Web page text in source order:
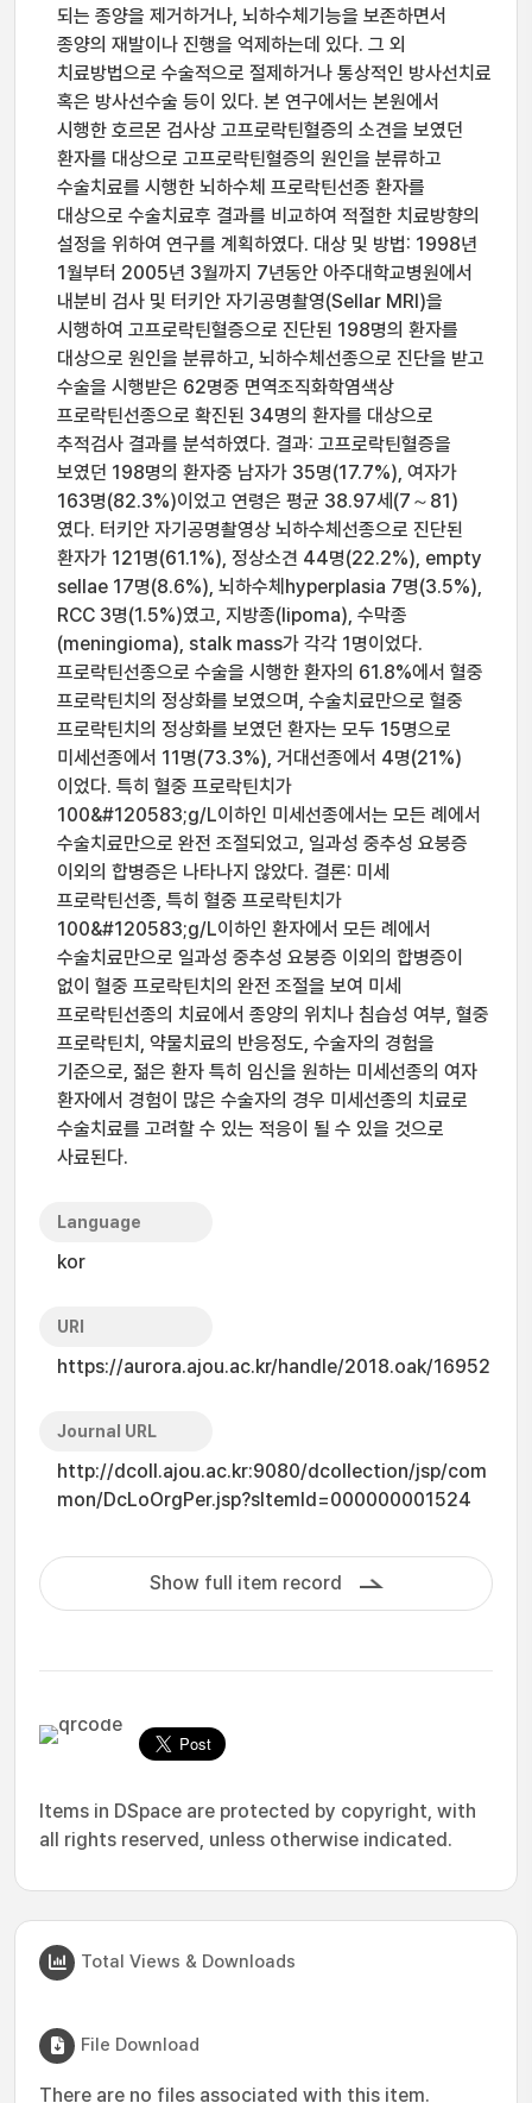
되는 종양을 제거하거나, 뇌하수체기능을 보존하면서
종양의 재발이나 진행을 억제하는데 있다. 그 외
치료방법으로 수술적으로 절제하거나 통상적인 방사선치료
혹은 방사선수술 등이 있다. 본 연구에서는 본원에서
시행한 호르몬 검사상 고프로락틴혈증의 소견을 보였던
환자를 대상으로 고프로락틴혈증의 원인을 분류하고
수술치료를 시행한 뇌하수체 프로락틴선종 환자를
대상으로 수술치료후 결과를 비교하여 적절한 치료방향의
설정을 위하여 연구를 계획하였다. 대상 및 방법: 1998년
1월부터 2005년 3월까지 7년동안 아주대학교병원에서
내분비 검사 및 터키안 자기공명촬영(Sellar MRI)을
시행하여 고프로락틴혈증으로 진단된 198명의 환자를
대상으로 원인을 분류하고, 뇌하수체선종으로 진단을 받고
수술을 시행받은 62명중 면역조직화학염색상
프로락틴선종으로 확진된 34명의 환자를 대상으로
추적검사 결과를 분석하였다. 결과: 고프로락틴혈증을
보였던 198명의 환자중 남자가 35명(17.7%), 여자가
163명(82.3%)이었고 연령은 평균 38.97세(7～81)
였다. 터키안 자기공명촬영상 뇌하수체선종으로 진단된
환자가 121명(61.1%), 정상소견 44명(22.2%), empty
sellae 17명(8.6%), 뇌하수체hyperplasia 7명(3.5%),
RCC 3명(1.5%)였고, 지방종(lipoma), 수막종
(meningioma), stalk mass가 각각 1명이었다.
프로락틴선종으로 수술을 시행한 환자의 61.8%에서 혈중
프로락틴치의 정상화를 보였으며, 수술치료만으로 혈중
프로락틴치의 정상화를 보였던 환자는 모두 15명으로
미세선종에서 11명(73.3%), 거대선종에서 4명(21%)
이었다. 특히 혈중 프로락틴치가
100&#120583;g/L이하인 미세선종에서는 모든 례에서
수술치료만으로 완전 조절되었고, 일과성 중추성 요붕증
이외의 합병증은 나타나지 않았다. 결론: 미세
프로락틴선종, 특히 혈중 프로락틴치가
100&#120583;g/L이하인 환자에서 모든 례에서
수술치료만으로 일과성 중추성 요붕증 이외의 합병증이
없이 혈중 프로락틴치의 완전 조절을 보여 미세
프로락틴선종의 치료에서 종양의 위치나 침습성 여부, 혈중
프로락틴치, 약물치료의 반응정도, 수술자의 경험을
기준으로, 젊은 환자 특히 임신을 원하는 미세선종의 여자
환자에서 경험이 많은 수술자의 경우 미세선종의 치료로
수술치료를 고려할 수 있는 적응이 될 수 있을 것으로
사료된다.
Language
kor
URI
https://aurora.ajou.ac.kr/handle/2018.oak/16952
Journal URL
http://dcoll.ajou.ac.kr:9080/dcollection/jsp/com
mon/DcLoOrgPer.jsp?sItemId=000000001524
Show full item record
Items in DSpace are protected by copyright, with
all rights reserved, unless otherwise indicated.
Total Views & Downloads
File Download
There are no files associated with this item.